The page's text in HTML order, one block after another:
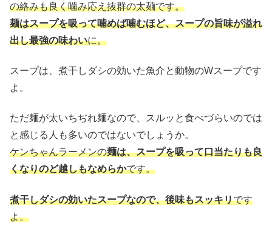
の絡みも良く噛み応え抜群の太麺です。
麺はスープを吸って噛めば噛むほど、スープの旨味が溢れ
出し最強の味わいに。
スープは、煮干しダシの効いた魚介と動物のWスープです
よ。
ただ麺が太いちぢれ麺なので、スルッと食べづらいのでは
と感じる人も多いのではないでしょうか。
ケンちゃんラーメンの麺は、スープを吸って口当たりも良
くなりのど越しもなめらかです。
煮干しダシの効いたスープなので、後味もスッキリです
よ。